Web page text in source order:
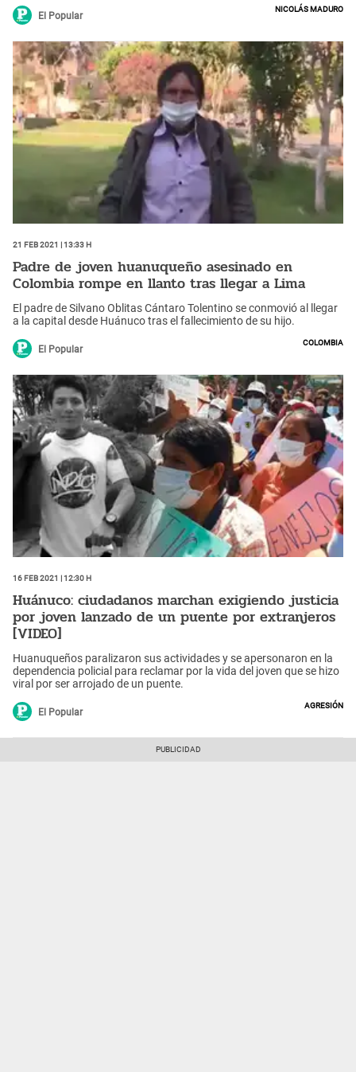
El Popular
Nicolás Maduro
21 Feb 2021 | 13:33 h
Padre de joven huanuqueño asesinado en
Colombia rompe en llanto tras llegar a Lima
El padre de Silvano Oblitas Cántaro Tolentino se conmovió al llegar
a la capital desde Huánuco tras el fallecimiento de su hijo.
El Popular
Colombia
16 Feb 2021 | 12:30 h
Huánuco: ciudadanos marchan exigiendo justicia
por joven lanzado de un puente por extranjeros
[VIDEO]
Huanuqueños paralizaron sus actividades y se apersonaron en la
dependencia policial para reclamar por la vida del joven que se hizo
viral por ser arrojado de un puente.
El Popular
Agresión